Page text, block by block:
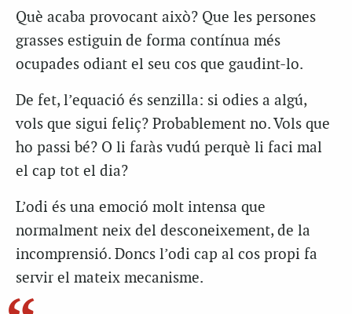
Què acaba provocant això? Que les persones
grasses estiguin de forma contínua més
ocupades odiant el seu cos que gaudint-lo.
De fet, l’equació és senzilla: si odies a algú,
vols que sigui feliç? Probablement no. Vols que
ho passi bé? O li faràs vudú perquè li faci mal
el cap tot el dia?
L’odi és una emoció molt intensa que
normalment neix del desconeixement, de la
incomprensió. Doncs l’odi cap al cos propi fa
servir el mateix mecanisme.